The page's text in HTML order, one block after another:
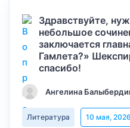
Здравствуйте,
небольшое
заключается
Гамлета?»
спасибо!
Ангелина
Литература 10 мая, 2026